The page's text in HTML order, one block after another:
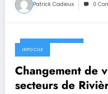
Patrick Cadieux 0
30 septembre 2019
INFO CILE
Changement de
secteurs de